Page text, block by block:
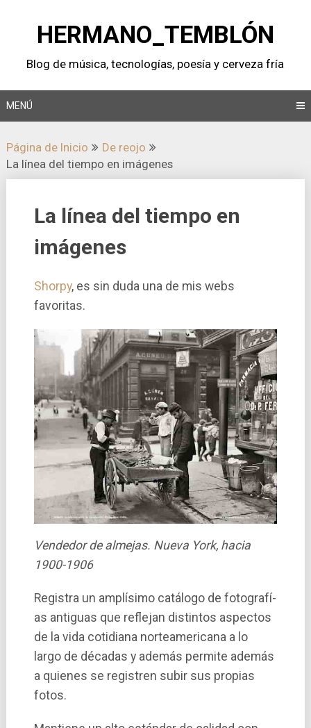
contenidoHERMANO_TEMBLÓN
Blog de música, tecnologí­as, poesí­a y cerveza frí­a
MENÚ
Página de Inicio
De reojo
La lí­nea del tiempo en imágenes
La lí­nea del tiempo en
imágenes
Shorpy, es sin duda una de mis webs
favoritas.
Vendedor de almejas. Nueva York, hacia
1900-1906
Registra un amplísimo catálogo de fotografí­
as antiguas que reflejan distintos aspectos
de la vida cotidiana norteamericana a lo
largo de décadas y además permite además
a quienes se registren subir sus propias
fotos.